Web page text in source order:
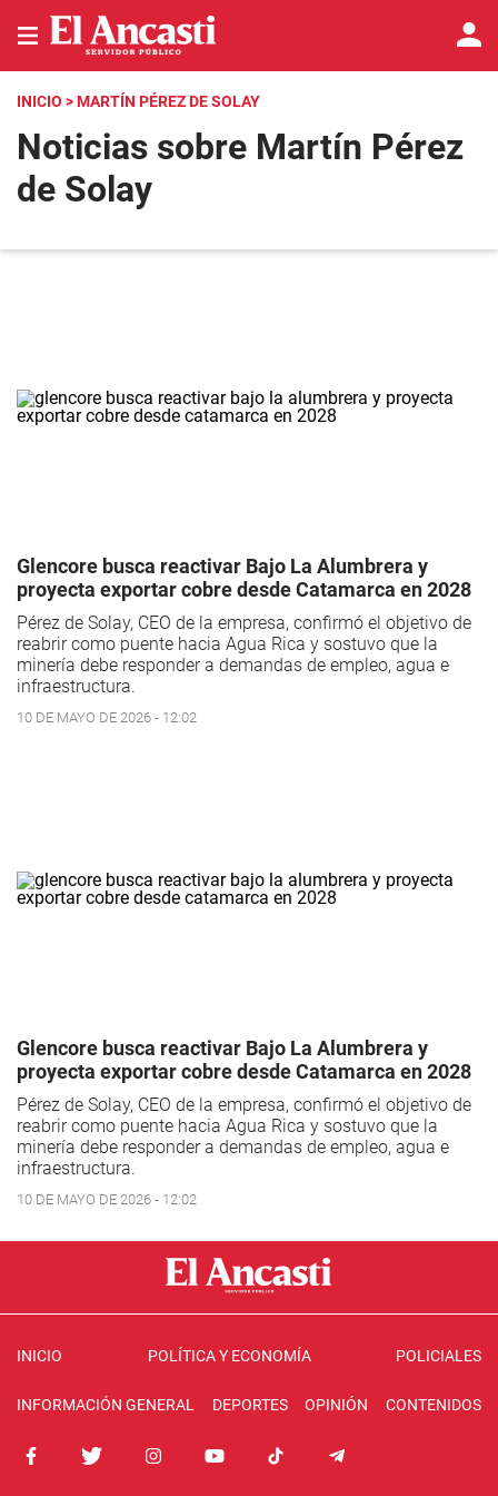
INICIO > MARTÍN PÉREZ DE SOLAY
Noticias sobre Martín Pérez
de Solay
Glencore busca reactivar Bajo La Alumbrera y
proyecta exportar cobre desde Catamarca en 2028
Pérez de Solay, CEO de la empresa, confirmó el objetivo de
reabrir como puente hacia Agua Rica y sostuvo que la
minería debe responder a demandas de empleo, agua e
infraestructura.
10 DE MAYO DE 2026 - 12:02
Glencore busca reactivar Bajo La Alumbrera y
proyecta exportar cobre desde Catamarca en 2028
Pérez de Solay, CEO de la empresa, confirmó el objetivo de
reabrir como puente hacia Agua Rica y sostuvo que la
minería debe responder a demandas de empleo, agua e
infraestructura.
10 DE MAYO DE 2026 - 12:02
INICIO POLÍTICA Y ECONOMÍA POLICIALES
INFORMACIÓN GENERAL DEPORTES OPINIÓN CONTENIDOS